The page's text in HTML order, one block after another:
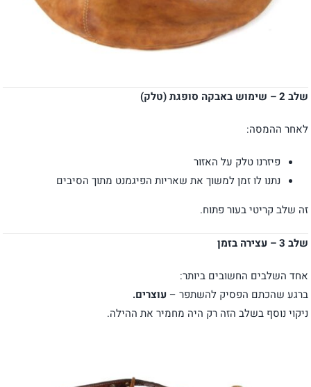
שלב 2 – שימוש באבקה סופגת (טלק)
לאחר ההמסה:
פיזרנו טלק על האזור
נתנו לו זמן למשוך את שאריות הפיגמנט מתוך הסיבים
זה שלב קריטי בעור פתוח.
שלב 3 – עצירה בזמן
אחד השלבים החשובים ביותר:
ברגע שהכתם הפסיק להשתפר –עוצרים.
ניקוי נוסף בשלב הזה רק היה מחמיר את ההילה.